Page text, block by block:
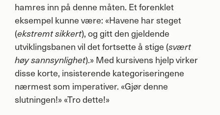
hamres inn på denne måten. Et forenklet
eksempel kunne være: «Havene har steget
(ekstremt sikkert), og gitt den gjeldende
utviklingsbanen vil det fortsette å stige (svært
høy sannsynlighet).» Med kursivens hjelp virker
disse korte, insisterende kategoriseringene
nærmest som imperativer. «Gjør denne
slutningen!» «Tro dette!»